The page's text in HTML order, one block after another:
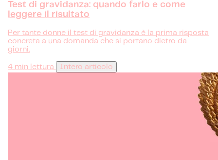
Test di gravidanza: quando farlo e come
leggere il risultato
Per tante donne il test di gravidanza è la prima risposta
concreta a una domanda che si portano dietro da
giorni.
4 min lettura Intero articolo